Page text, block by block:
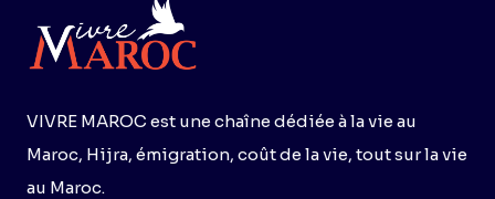
VIVRE MAROC est une chaîne dédiée à la vie au
Maroc, Hijra, émigration, coût de la vie, tout sur la vie
au Maroc.